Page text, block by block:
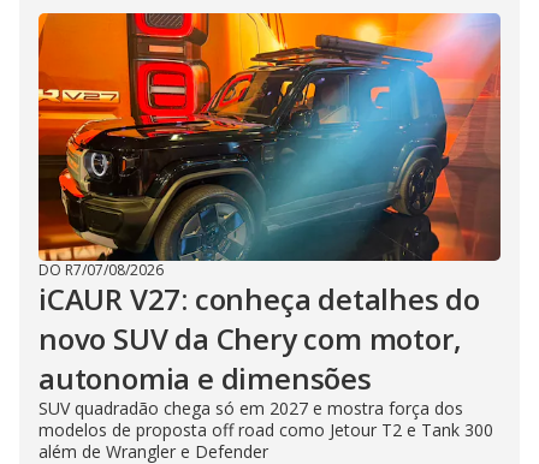
DO R7/07/08/2026
iCAUR V27: conheça detalhes do
novo SUV da Chery com motor,
autonomia e dimensões
SUV quadradão chega só em 2027 e mostra força dos
modelos de proposta off road como Jetour T2 e Tank 300
além de Wrangler e Defender